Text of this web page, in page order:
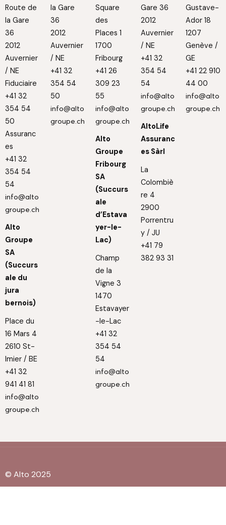
Route de
la Gare
36
2012
Auvernier
/ NE
Fiduciaire
+41 32
354 54
50
Assuranc
es
+41 32
354 54
54
info@alto
groupe.ch
Alto
Groupe
SA
(Succurs
ale du
jura
bernois)
Place du
16 Mars 4
2610 St-
Imier / BE
+41 32
941 41 81
info@alto
groupe.ch
la Gare
36
2012
Auvernier
/ NE
+41 32
354 54
50
info@alto
groupe.ch
Square
des
Places 1
1700
Fribourg
+41 26
309 23
55
info@alto
groupe.ch
Alto
Groupe
Fribourg
SA
(Succurs
ale
d’Estava
yer-le-
Lac)
Champ
de la
Vigne 3
1470
Estavayer
-le-Lac
+41 32
354 54
54
info@alto
groupe.ch
Gare 36
2012
Auvernier
/ NE
+41 32
354 54
54
info@alto
groupe.ch
AltoLife
Assuranc
es Sàrl
La
Colombiè
re 4
2900
Porrentru
y / JU
+41 79
382 93 31
Gustave-
Ador 18
1207
Genève /
GE
+41 22 910
44 00
info@alto
groupe.ch
© Alto 2025